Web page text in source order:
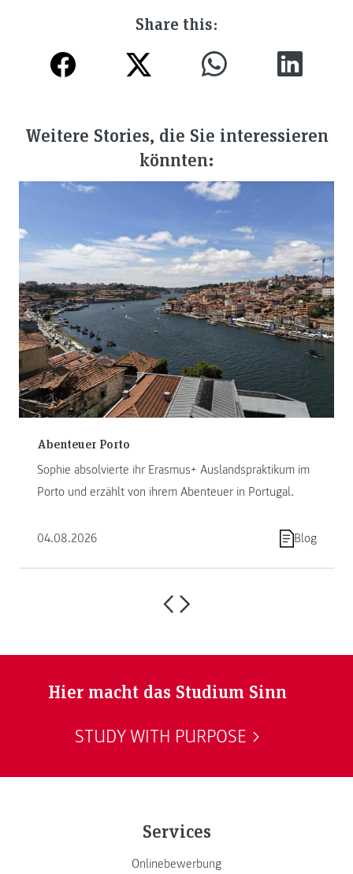
Share this:
Weitere Stories, die Sie interessieren
könnten:
Abenteuer Porto
Sophie absolvierte ihr Erasmus+ Auslandspraktikum im
Porto und erzählt von ihrem Abenteuer in Portugal.
04.08.2026 Blog
Hier macht das Studium Sinn
STUDY WITH PURPOSE
Services
Onlinebewerbung